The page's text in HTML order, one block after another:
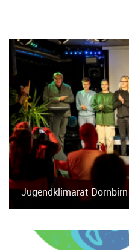
Jugendklimarat Dornbirn